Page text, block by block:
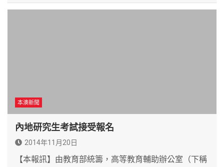
本澳新聞
內地研究生考試接受報名
2014年11月20日
【本報訊】由教育部統籌，高等教育輔助辦公室（下稱